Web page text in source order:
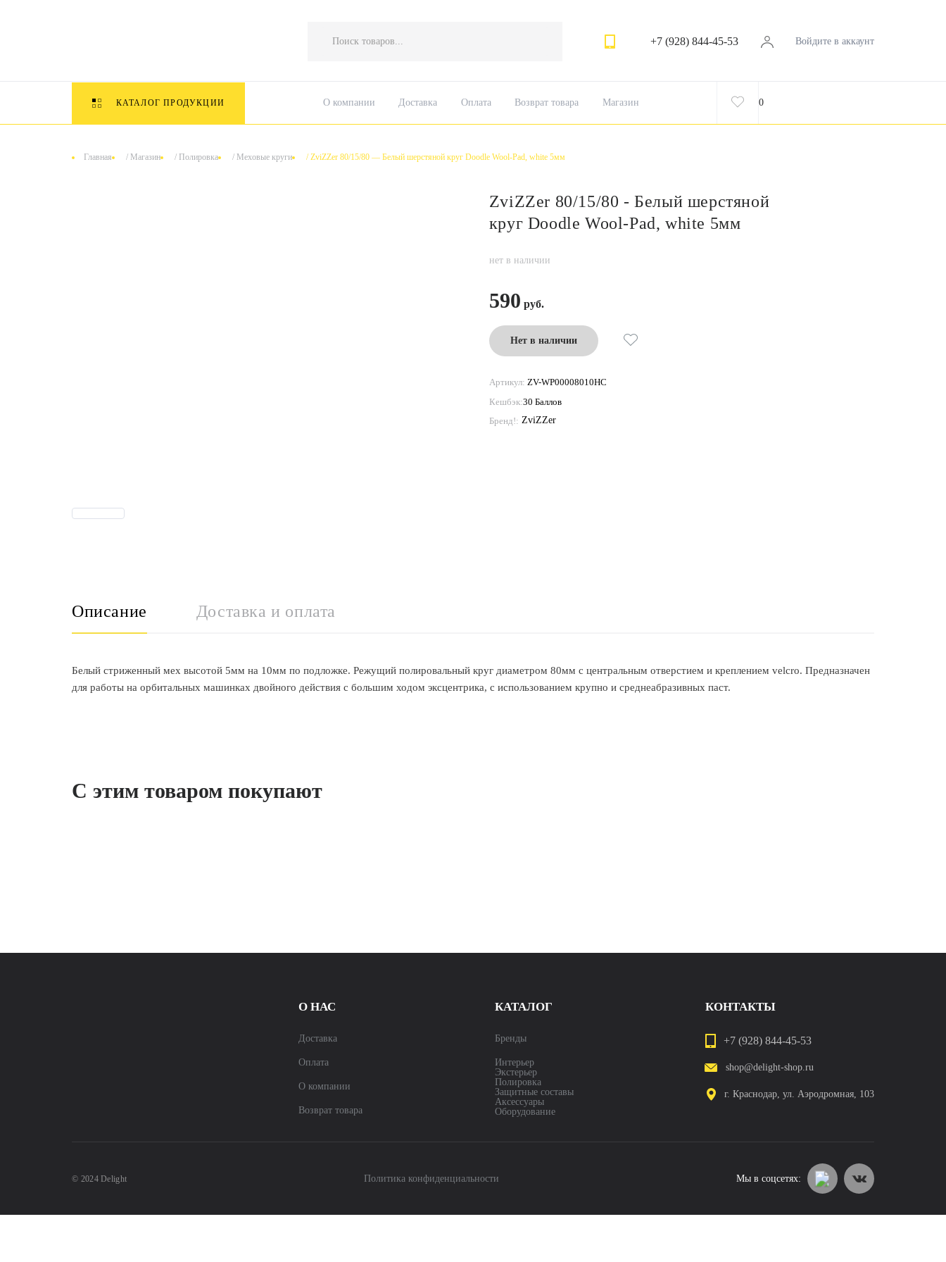
товаров
+7 (928) 844-45-53 Войдите в аккаунт
КАТАЛОГ ПРОДУКЦИИ О компании Доставка Оплата Возврат товара Магазин 0
Главная / Магазин / Полировка / Меховые круги /ZviZZer 80/15/80 — Белый шерстяной круг Doodle Wool-Pad, white 5мм
ZviZZer 80/15/80 - Белый шерстяной
круг Doodle Wool-Pad, white 5мм
нет в наличии
590
Нет в наличии
Артикул: ZV-WP00008010HC
Кешбэк:30 Баллов
Бренд!: ZviZZer
Описание Доставка и оплата
Белый стриженный мех высотой 5мм на 10мм по подложке. Режущий полировальный круг диаметром 80мм с центральным отверстием и креплением velcro. Предназначен
для работы на орбитальных машинках двойного действия с большим ходом эксцентрика, с использованием крупно и среднеабразивных паст.
С этим товаром покупают
О НАС
Доставка
Оплата
О компании
Возврат товара
КАТАЛОГ
Бренды
Интерьер
Экстерьер
Полировка
Защитные составы
Аксессуары
Оборудование
КОНТАКТЫ
+7 (928) 844-45-53
shop@delight-shop.ru
г. Краснодар, ул. Аэродромная, 103
© 2024 Delight Политика конфиденциальности Мы в соцсетях: